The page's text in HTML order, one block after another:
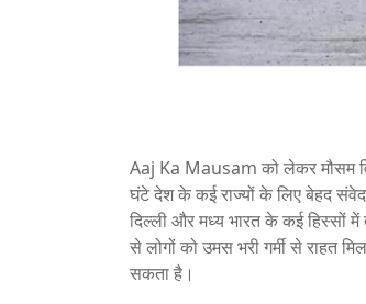
Aaj Ka Mausam को लेकर मौसम
घंटे देश के कई राज्यों के लिए बेहद
दिल्ली और मध्य भारत के कई हिस्सों
से लोगों को उमस भरी गर्मी से राहत
सकता है।